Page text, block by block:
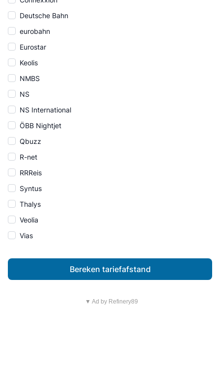
Deutsche Bahn
eurobahn
Eurostar
Keolis
NMBS
NS
NS International
ÖBB Nightjet
Qbuzz
R-net
RRReis
Syntus
Thalys
Veolia
Vias
Bereken tariefafstand
▼ Ad by Refinery89